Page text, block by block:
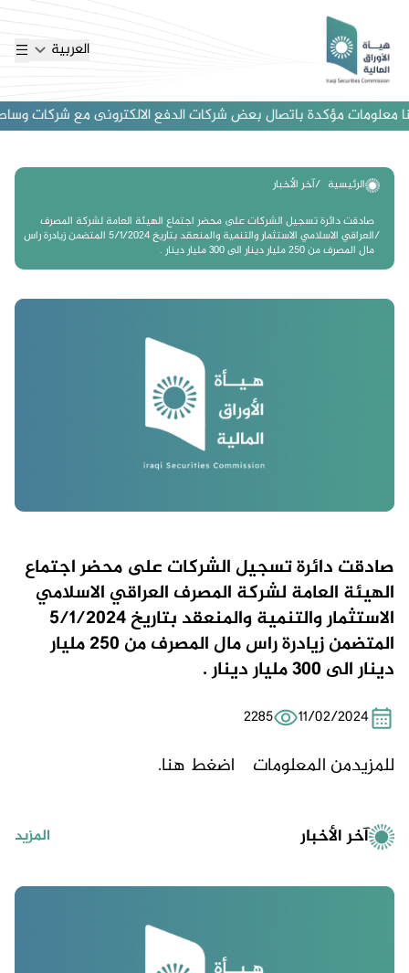
العربية
معلومات مؤكدة باتصال بعض شركات الدفع الالكترونى مع شركات وساطة
الرئيسية
آخر الأخبار
صادقت دائرة تسجيل الشركات على محضر اجتماع الهيئة العامة لشركة المصرف
العراقي الاسلامي الاستثمار والتنمية والمنعقد بتاريخ 5/1/2024 المتضمن زيادرة راس
مال المصرف من 250 مليار دينار الى 300 مليار دينار .
صادقت دائرة تسجيل الشركات على محضر اجتماع
الهيئة العامة لشركة المصرف العراقي الاسلامي
الاستثمار والتنمية والمنعقد بتاريخ 5/1/2024
المتضمن زيادرة راس مال المصرف من 250 مليار
دينار الى 300 مليار دينار .
11/02/2024
2285
للمزيدمن المعلومات اضغط هنا.
آخر الأخبار المزيد